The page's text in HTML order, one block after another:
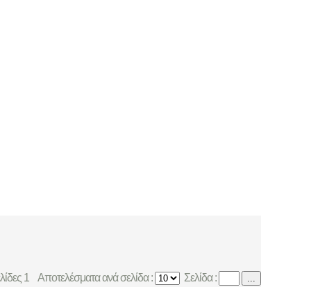
1 Αποτελέσματα ανά σελίδα : Σελίδα : ...